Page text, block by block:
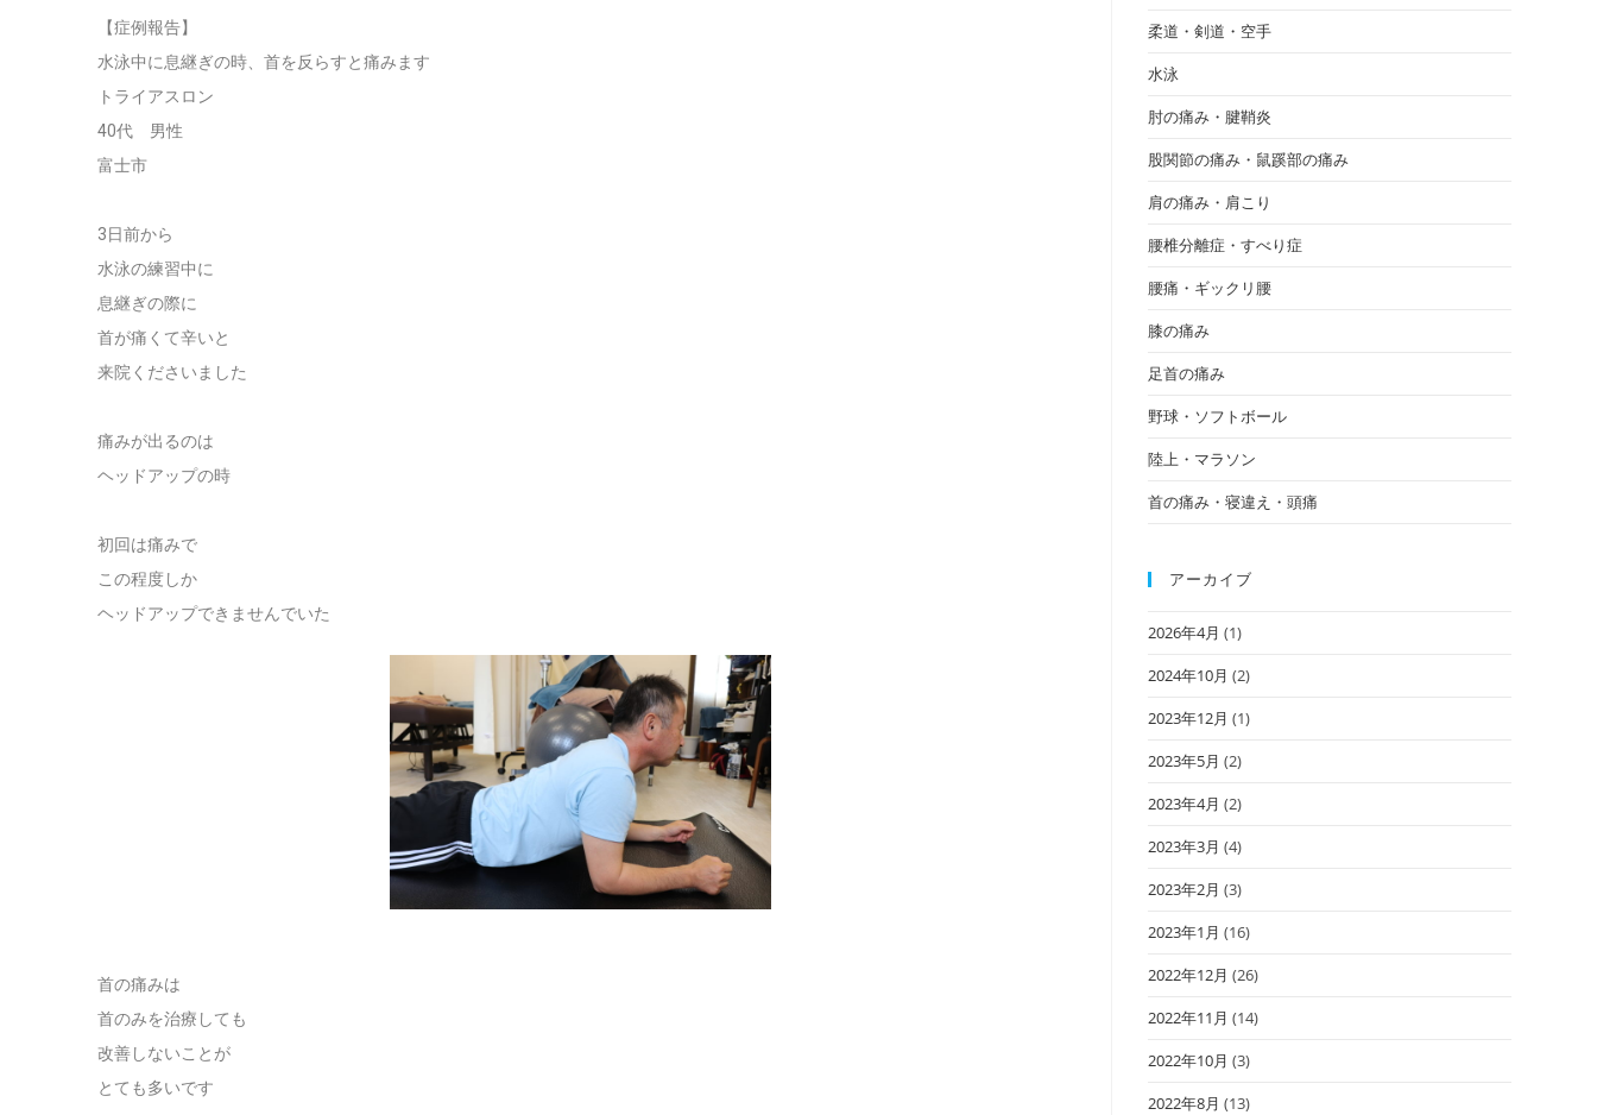
【症例報告】
水泳中に息継ぎの時、首を反らすと痛みます
トライアスロン
40代 男性
富士市
3日前から
水泳の練習中に
息継ぎの際に
首が痛くて辛いと
来院くださいました
痛みが出るのは
ヘッドアップの時
初回は痛みで
この程度しか
ヘッドアップできませんでいた
首の痛みは
首のみを治療しても
改善しないことが
とても多いです
柔道・剣道・空手
水泳
肘の痛み・腱鞘炎
股関節の痛み・鼠蹊部の痛み
肩の痛み・肩こり
腰椎分離症・すべり症
腰痛・ギックリ腰
膝の痛み
足首の痛み
野球・ソフトボール
陸上・マラソン
首の痛み・寝違え・頭痛
アーカイブ
2026年4月 (1)
2024年10月 (2)
2023年12月 (1)
2023年5月 (2)
2023年4月 (2)
2023年3月 (4)
2023年2月 (3)
2023年1月 (16)
2022年12月 (26)
2022年11月 (14)
2022年10月 (3)
2022年8月 (13)